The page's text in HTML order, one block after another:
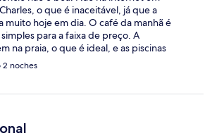
o que é inaceitável, já que a
muito hoje em dia. O café da manhã é
para a faixa de preço. A
na praia, o que é ideal, e as piscinas
preço atual é muito alto; mais de 150
mas não mais do que isso! Viajo muito e
2 noches